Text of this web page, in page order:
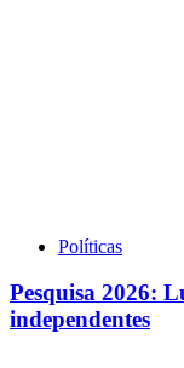
Políticas
Pesquisa 2026:
independentes